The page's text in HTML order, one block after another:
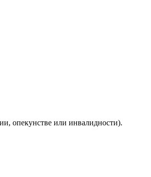
опекунстве или инвалидности).